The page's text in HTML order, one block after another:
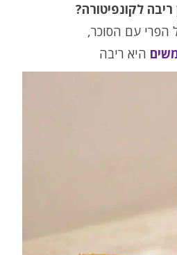
לקונפיטורה?
הפרי עם הסוכר,
היא ריבה